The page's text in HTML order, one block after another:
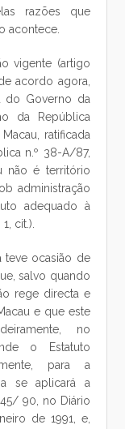
razões que
acontece.
vigente (artigo
acordo agora,
do Governo da
da República
ratificada
n.º 38-A/87,
não é território
administração
adequado à
cit.).
teve ocasião de
salvo quando
rege directa e
e que este
no
o Estatuto
para a
se aplicará a
90, no Diário
de 1991, e,